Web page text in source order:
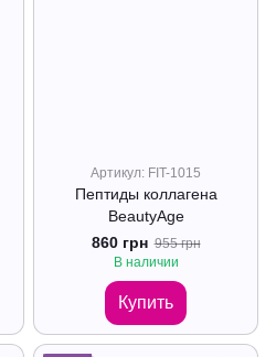
Артикул: FIT-1015
Пептиды коллагена
BeautyAge
860 грн 955 грн
В наличии
Купить